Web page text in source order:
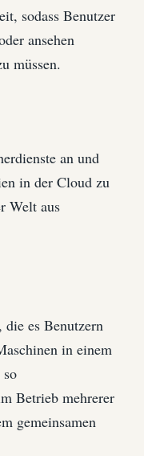
sodass Benutzer
ansehen
müssen.
an und
in der Cloud zu
Welt aus
es Benutzern
in einem
Betrieb mehrerer
gemeinsamen